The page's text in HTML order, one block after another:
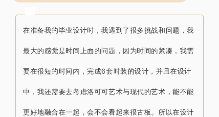
在准备我的毕业设计时，我遇到了很多挑战和问题，我
最大的感觉是时间上面的问题， 因为时间的紧凑， 我需
要在很短的时间内， 完成6套时装的设计 ，并且在设计
中，我还需要去考虑洛可可艺术与现代的艺术，能不能
更好地融合在一起，会不会看起来很古板。所以在设计